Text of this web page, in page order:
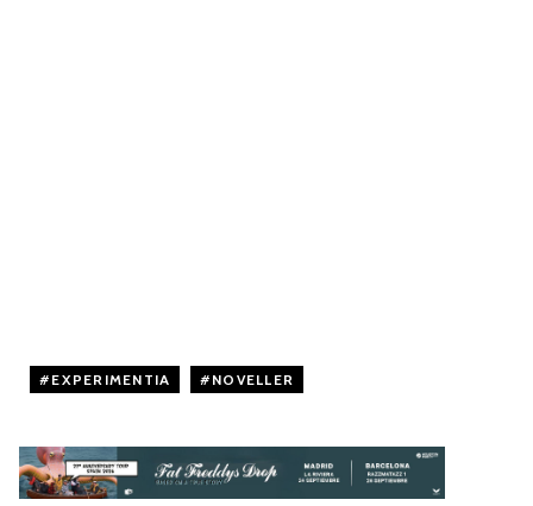
EXPERIMENTIA NOVELLER